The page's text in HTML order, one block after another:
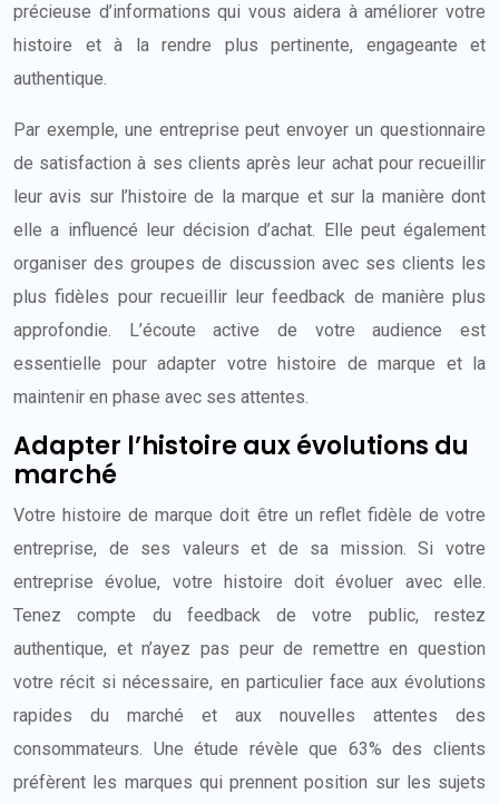
précieuse d’informations qui vous aidera à améliorer votre
histoire et à la rendre plus pertinente, engageante et
authentique.
Par exemple, une entreprise peut envoyer un questionnaire
de satisfaction à ses clients après leur achat pour recueillir
leur avis sur l’histoire de la marque et sur la manière dont
elle a influencé leur décision d’achat. Elle peut également
organiser des groupes de discussion avec ses clients les
plus fidèles pour recueillir leur feedback de manière plus
approfondie. L’écoute active de votre audience est
essentielle pour adapter votre histoire de marque et la
maintenir en phase avec ses attentes.
Adapter l’histoire aux évolutions du
marché
Votre histoire de marque doit être un reflet fidèle de votre
entreprise, de ses valeurs et de sa mission. Si votre
entreprise évolue, votre histoire doit évoluer avec elle.
Tenez compte du feedback de votre public, restez
authentique, et n’ayez pas peur de remettre en question
votre récit si nécessaire, en particulier face aux évolutions
rapides du marché et aux nouvelles attentes des
consommateurs. Une étude révèle que 63% des clients
préfèrent les marques qui prennent position sur les sujets